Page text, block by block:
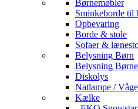
Børnemøbler
Sminkeborde til
Opbevaring
Borde & stole
Sofaer &
Belysning Børn
Belysning
Diskolys
Natlampe /
Kælke